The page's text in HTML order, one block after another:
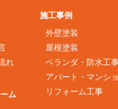
れ
ム
施工事例
外壁塗装
屋根塗装
ベランダ・防水工
アパート・マンシ
リフォーム工事